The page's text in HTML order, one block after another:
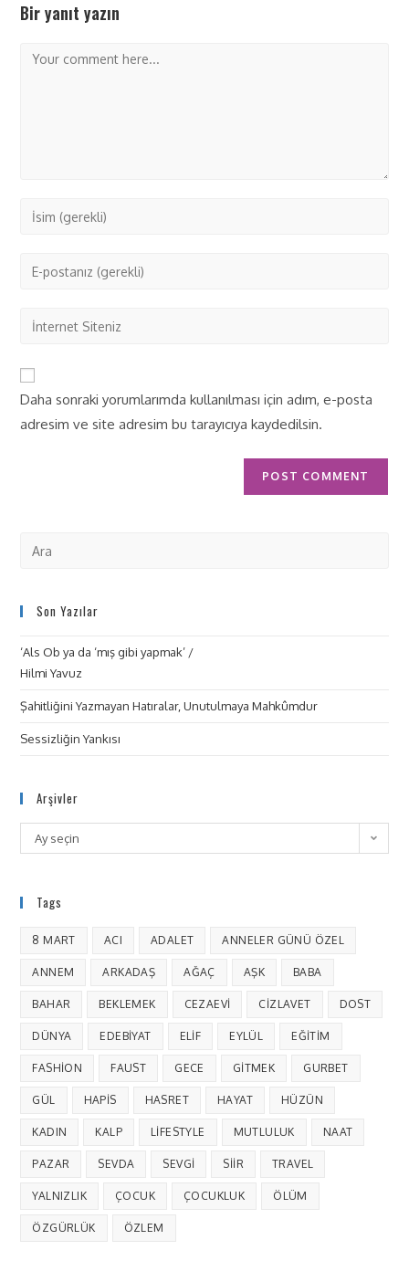
Bir yanıt yazın
Daha sonraki yorumlarımda kullanılması için adım, e-posta
adresim ve site adresim bu tarayıcıya kaydedilsin.
Son Yazılar
‘Als Ob ya da ‘mış gibi yapmak’ /
Hilmi Yavuz
Şahitliğini Yazmayan Hatıralar, Unutulmaya Mahkûmdur
Sessizliğin Yankısı
Arşivler
Ay seçin
Tags
8 MART ACI ADALET ANNELER GÜNÜ ÖZEL
ANNEM ARKADAŞ AĞAÇ AŞK BABA
BAHAR BEKLEMEK CEZAEVI CIZLAVET DOST
DÜNYA EDEBIYAT ELIF EYLÜL EĞITIM
FASHION FAUST GECE GITMEK GURBET
GÜL HAPIS HASRET HAYAT HÜZÜN
KADIN KALP LIFESTYLE MUTLULUK NAAT
PAZAR SEVDA SEVGI SIIR TRAVEL
YALNIZLIK ÇOCUK ÇOCUKLUK ÖLÜM
ÖZGÜRLÜK ÖZLEM